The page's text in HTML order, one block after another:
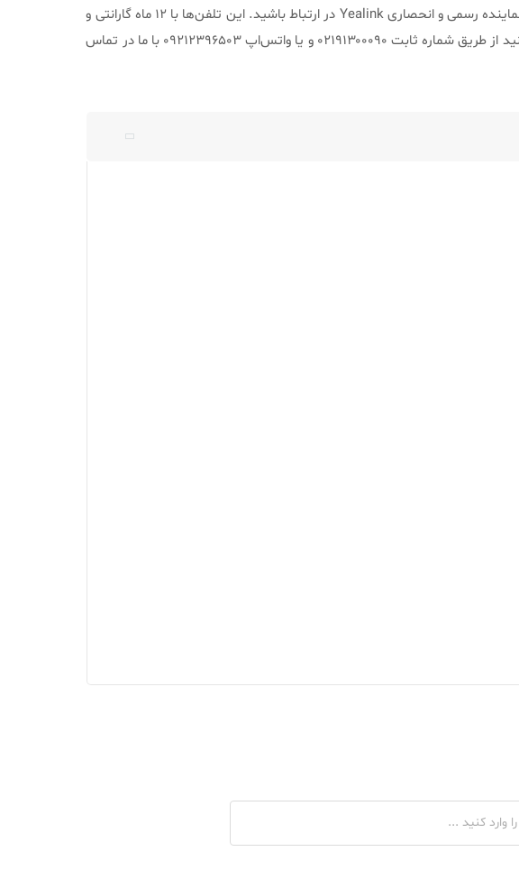
شرکت یالینک می‌توانید با ما در شرکت پیرامون ارتباط نماینده رسمی و انحصاری Yealink در ارتباط باشید. این تلفن‌ها با ۱۲ ماه گارانتی و
خدمات پس از فروش معتبر به خریداران گرامی ارائه می‌گردد.برای دریافت مشاوره خرید و دموی این محصول می‌توانید از طریق شماره ثابت ۰۲۱۹۱۳۰۰۰۹۰ و یا واتس‌اپ ۰۹۲۱۲۳۹۶۵۰۳ با ما در تماس